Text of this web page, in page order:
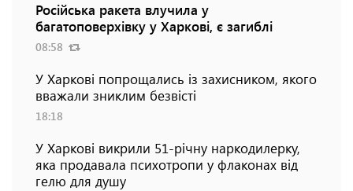
Російська ракета влучила у
багатоповерхівку у Харкові, є загиблі
08:58
У Харкові попрощались із захисником, якого
вважали зниклим безвісті
18:18
У Харкові викрили 51-річну наркодилерку,
яка продавала психотропи у флаконах від
гелю для душу